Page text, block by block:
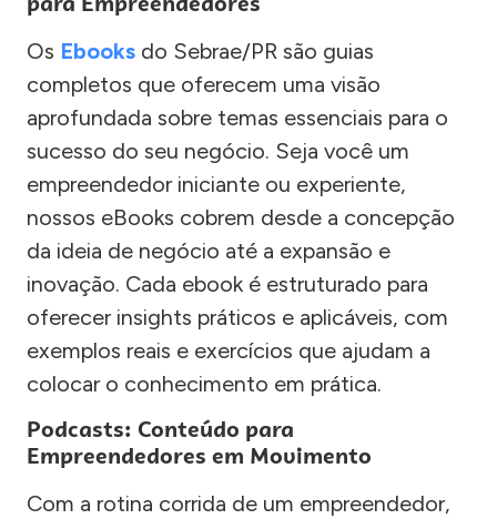
Os Ebooks do Sebrae/PR são guias
completos que oferecem uma visão
aprofundada sobre temas essenciais para o
sucesso do seu negócio. Seja você um
empreendedor iniciante ou experiente,
nossos eBooks cobrem desde a concepção
da ideia de negócio até a expansão e
inovação. Cada ebook é estruturado para
oferecer insights práticos e aplicáveis, com
exemplos reais e exercícios que ajudam a
colocar o conhecimento em prática.
Podcasts: Conteúdo para
Empreendedores em Movimento
Com a rotina corrida de um empreendedor,